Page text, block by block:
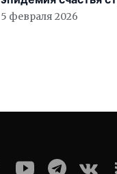
света
5 февраля 2026